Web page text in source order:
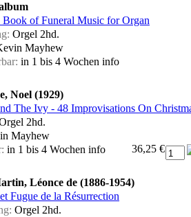
Book of Funeral Music for Organ
Orgel 2hd.
Mayhew
in 1 bis 4 Wochen info
Noel (1929)
The Ivy - 48 Improvisations On
2hd.
Mayhew
in 1 bis 4 Wochen info 36,25 €
Léonce de (1886-1954)
Fugue de la Résurrection
Orgel 2hd.